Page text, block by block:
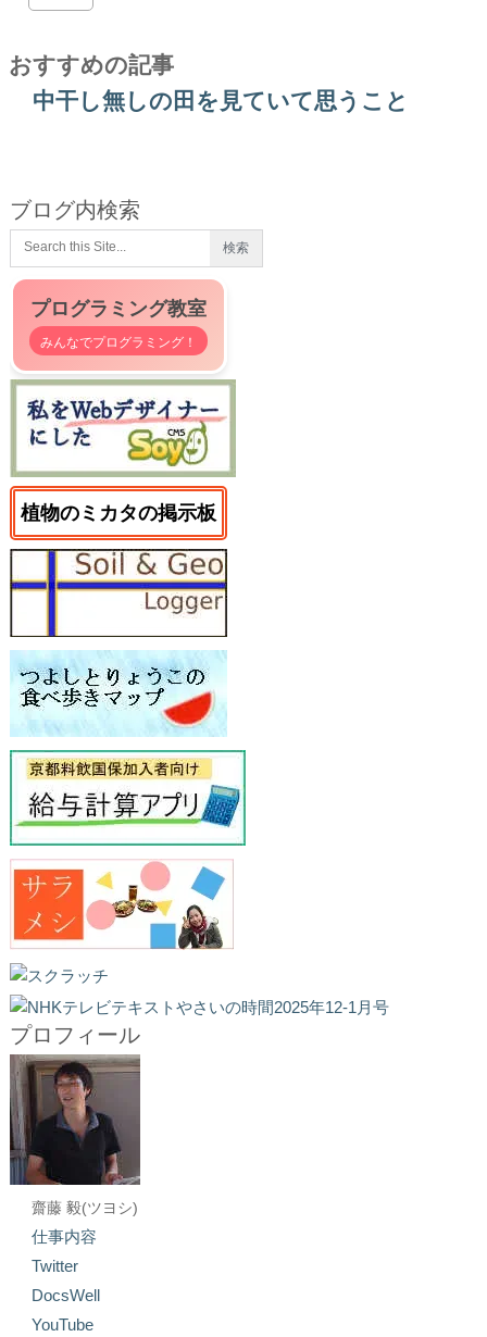
おすすめの記事
中干し無しの田を見ていて思うこと
ブログ内検索
プログラミング教室
みんなでプログラミング！
植物のミカタの掲示板
プロフィール
齋藤 毅(ツヨシ)
仕事内容
Twitter
DocsWell
YouTube